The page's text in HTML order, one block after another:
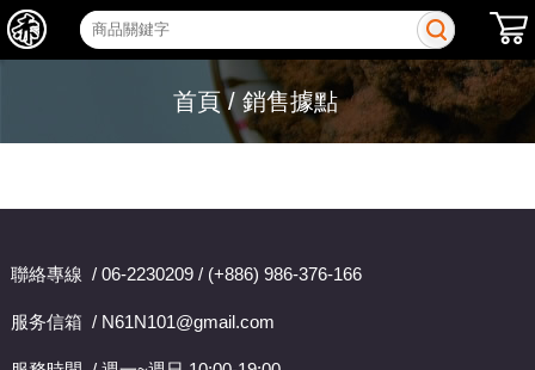
首頁/ 銷售據點
聯絡專線 / 06-2230209 / (+886) 986-376-166
服务信箱 / N61N101@gmail.com